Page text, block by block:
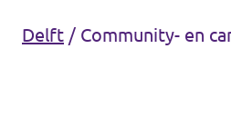
Leidschendam-Voorburg
Delft / Community- en